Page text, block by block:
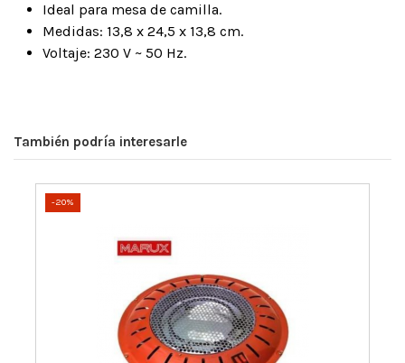
Ideal para mesa de camilla.
Medidas: 13,8 x 24,5 x 13,8 cm.
Voltaje: 230 V ~ 50 Hz.
También podría interesarle
-20%